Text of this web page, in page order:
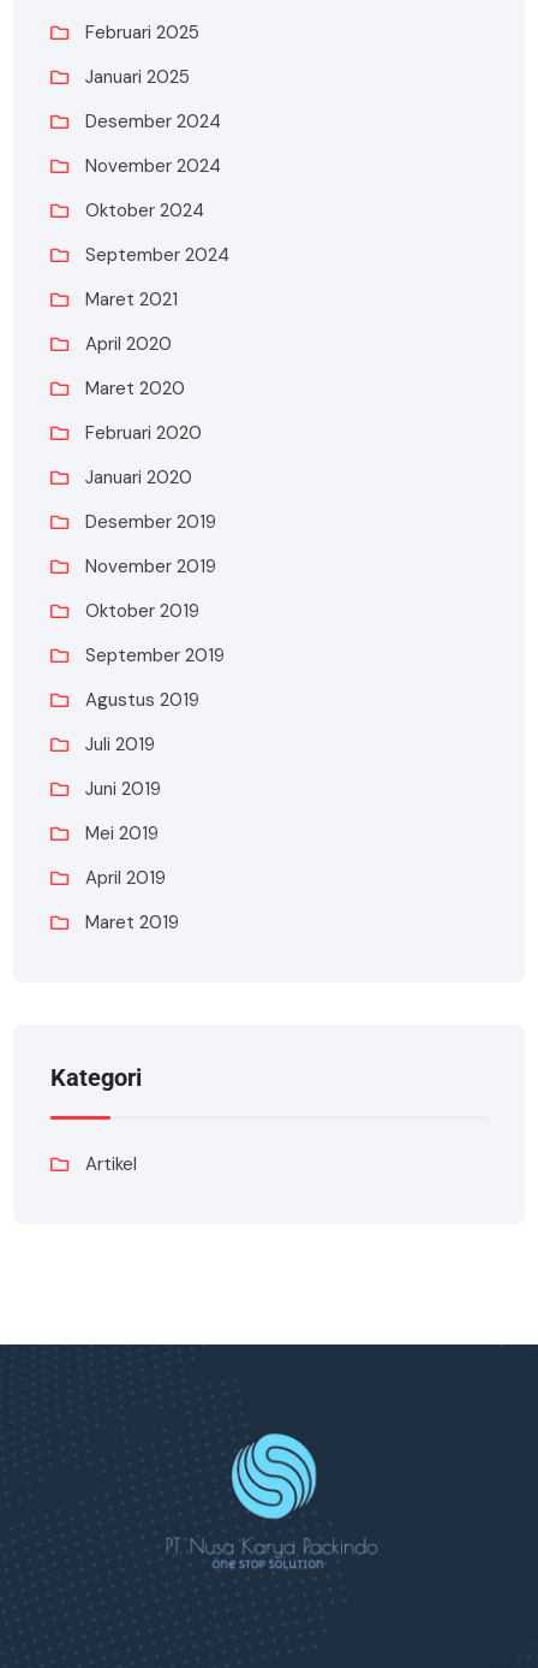
Februari 2025
Januari 2025
Desember 2024
November 2024
Oktober 2024
September 2024
Maret 2021
April 2020
Maret 2020
Februari 2020
Januari 2020
Desember 2019
November 2019
Oktober 2019
September 2019
Agustus 2019
Juli 2019
Juni 2019
Mei 2019
April 2019
Maret 2019
Kategori
Artikel